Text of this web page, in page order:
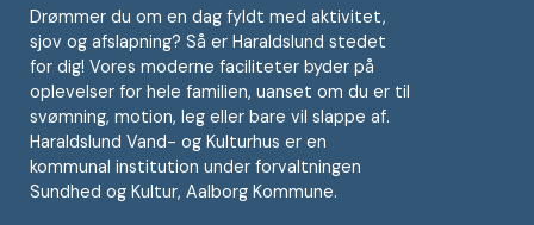
Drømmer du om en dag fyldt med aktivitet,
sjov og afslapning? Så er Haraldslund stedet
for dig! Vores moderne faciliteter byder på
oplevelser for hele familien, uanset om du er til
svømning, motion, leg eller bare vil slappe af.
Haraldslund Vand- og Kulturhus er en
kommunal institution under forvaltningen
Sundhed og Kultur, Aalborg Kommune.